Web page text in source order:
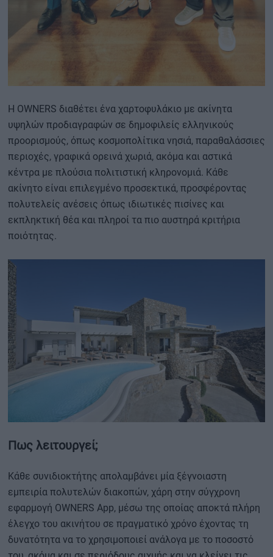
Η OWNERS διαθέτει ένα χαρτοφυλάκιο με ακίνητα
υψηλών προδιαγραφών σε δημοφιλείς ελληνικούς
προορισμούς, όπως κοσμοπολίτικα νησιά, παραθαλάσσιες
περιοχές, γραφικά ορεινά χωριά, ακόμα και αστικά
κέντρα με πλούσια πολιτιστική κληρονομιά. Κάθε
ακίνητο είναι επιλεγμένο προσεκτικά, προσφέροντας
πολυτελείς ανέσεις όπως ιδιωτικές πισίνες και
εκπληκτική θέα και πληροί τα πιο αυστηρά κριτήρια
ποιότητας.
Πως λειτουργεί;
Κάθε συνιδιοκτήτης απολαμβάνει μία ξέγνοιαστη
εμπειρία πολυτελών διακοπών, χάρη στην σύγχρονη
εφαρμογή OWNERS App, μέσω της οποίας αποκτά πλήρη
έλεγχο του ακινήτου σε πραγματικό χρόνο έχοντας τη
δυνατότητα να το χρησιμοποιεί ανάλογα με το ποσοστό